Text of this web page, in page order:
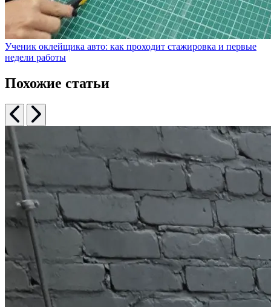
Ученик оклейщика авто: как проходит стажировка и первые
недели работы
Похожие статьи